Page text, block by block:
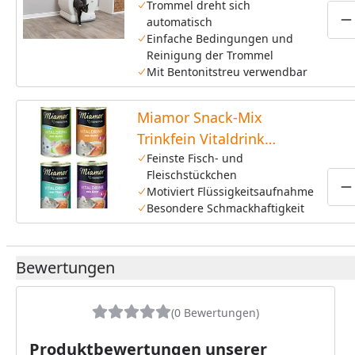
Trommel dreht sich
automatisch
Einfache Bedingungen und
Reinigung der Trommel
Mit Bentonitstreu verwendbar
Miamor Snack-Mix
Trinkfein Vitaldrink
4x135ml Dose
Katzensnack
Feinste Fisch- und
Fleischstückchen
Motiviert Flüssigkeitsaufnahme
Besondere Schmackhaftigkeit
Bewertungen
(0 Bewertungen)
Produktbewertungen unserer